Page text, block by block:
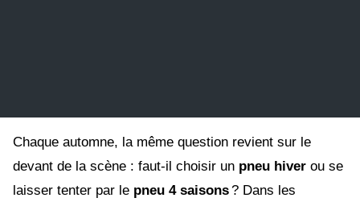
Chaque automne, la même question revient sur le
devant de la scène : faut-il choisir un pneu hiver ou se
laisser tenter par le pneu 4 saisons? Dans les